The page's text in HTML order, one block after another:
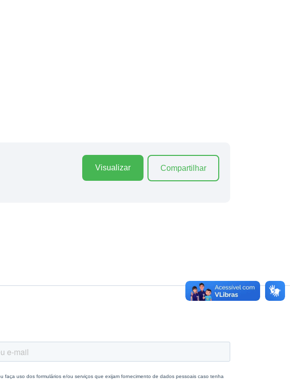
Visualizar Compartilhar